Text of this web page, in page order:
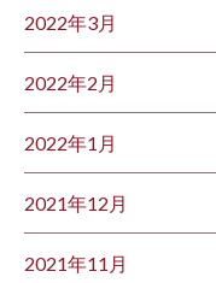
2022年3月
2022年2月
2022年1月
2021年12月
2021年11月